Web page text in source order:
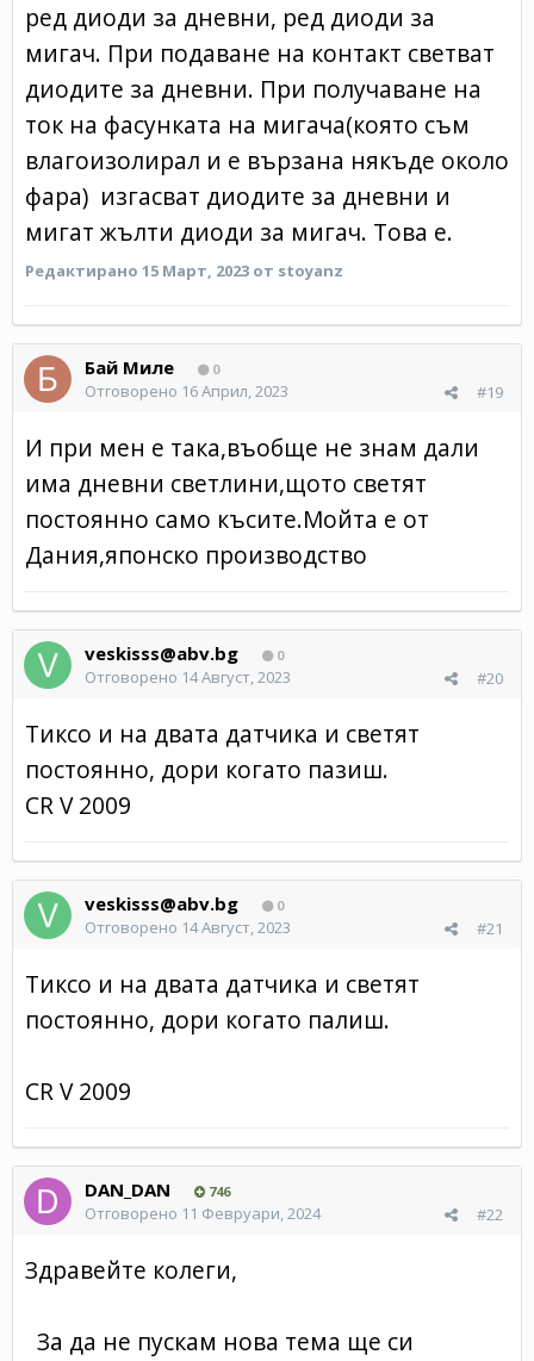
ред диоди за дневни, ред диоди за
мигач. При подаване на контакт светват
диодите за дневни. При получаване на
ток на фасунката на мигача(която съм
влагоизолирал и е вързана някъде около
фара) изгасват диодите за дневни и
мигат жълти диоди за мигач. Това е.
Редактирано 15 Март, 2023 от stoyanz
Бай Миле 0
#19
Отговорено 16 Април, 2023
И при мен е така,въобще не знам дали
има дневни светлини,щото светят
постоянно само късите.Мойта е от
Дания,японско производство
veskisss@abv.bg 0
#20
Отговорено 14 Август, 2023
Тиксо и на двата датчика и светят
постоянно, дори когато пазиш.
CR V 2009
veskisss@abv.bg 0
#21
Отговорено 14 Август, 2023
Тиксо и на двата датчика и светят
постоянно, дори когато палиш.
CR V 2009
DAN_DAN 746
#22
Отговорено 11 Февруари, 2024
Здравейте колеги,
За да не пускам нова тема ще си